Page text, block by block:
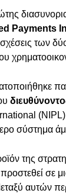
Payments
σχέσεις των
της
προστεθεί σε
αυτών